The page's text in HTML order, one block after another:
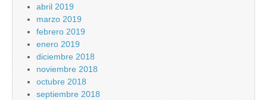
abril 2019
marzo 2019
febrero 2019
enero 2019
diciembre 2018
noviembre 2018
octubre 2018
septiembre 2018